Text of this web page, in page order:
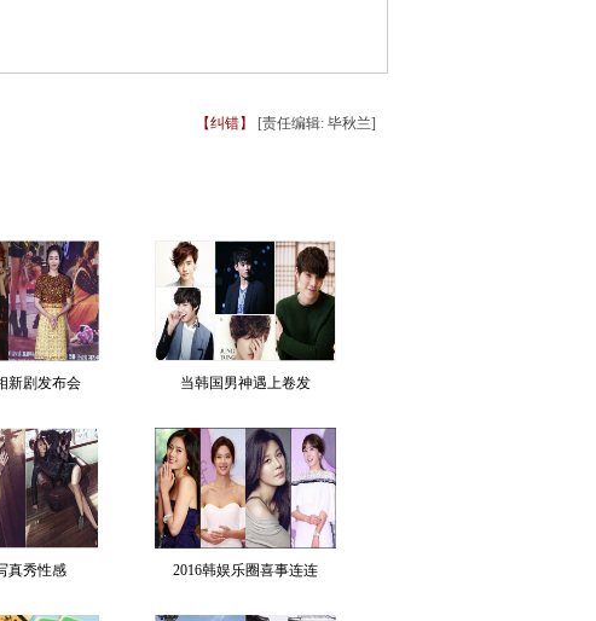
【纠错】 [责任编辑: 毕秋兰]
新剧发布会 当韩国男神遇上卷发
真秀性感 2016韩娱乐圈喜事连连